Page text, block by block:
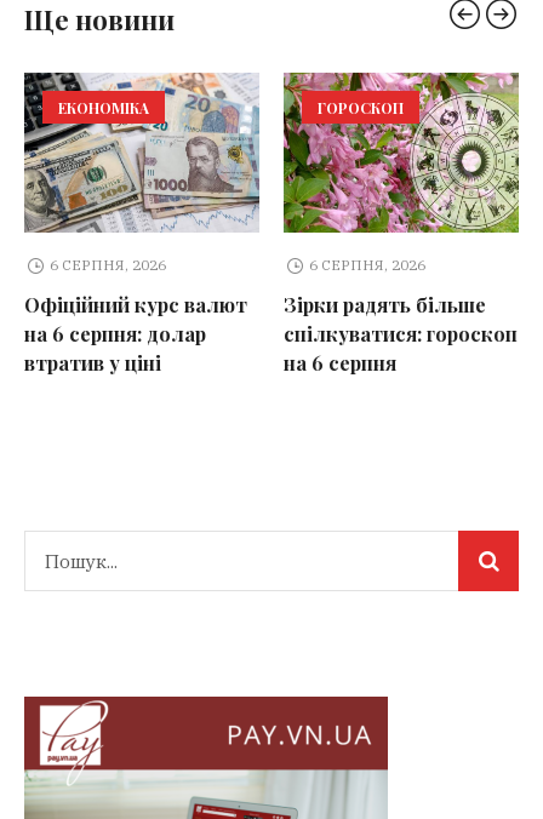
Ще новини
ЕКОНОМІКА
6 СЕРПНЯ, 2026
Офіційний курс валют
на 6 серпня: долар
втратив у ціні
ГОРОСКОП
6 СЕРПНЯ, 2026
Зірки радять більше
спілкуватися: гороскоп
на 6 серпня